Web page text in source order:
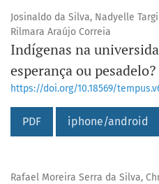
Josinaldo da Silva, Nadyelle
Rilmara Araújo Correia
Indígenas na
esperança ou pesadelo?
https://doi.org/10.18569/
PDF iphone/android
Rafael Moreira Serra da Silva,